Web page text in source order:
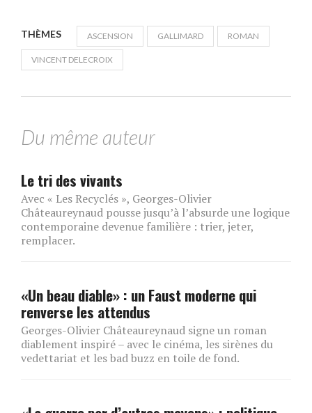
THÈMES ASCENSION GALLIMARD ROMAN
VINCENT DELECROIX
Du même auteur
Le tri des vivants
Avec « Les Recyclés », Georges-Olivier
Châteaureynaud pousse jusqu’à l’absurde une logique
contemporaine devenue familière : trier, jeter,
remplacer.
«Un beau diable» : un Faust moderne qui
renverse les attendus
Georges-Olivier Châteaureynaud signe un roman
diablement inspiré – avec le cinéma, les sirènes du
vedettariat et les bad buzz en toile de fond.